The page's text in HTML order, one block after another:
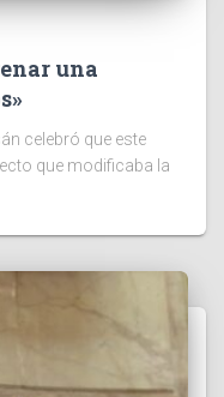
una
celebró que este
que modificaba la